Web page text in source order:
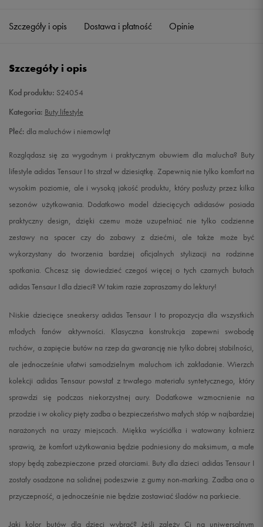
22 12,8 cm
23,5 13,6 cm Powiadom o dostępności
24 14 cm Powiadom o dostępności
25,5 14,9 cm Powiadom o dostępności
26 15,3 cm Powiadom o dostępności
26,5 15,7 cm Powiadom o dostępności
27 16,1 cm Powiadom o dostępności
Szczegóły i opis Dostawa i płatność Opinie
Szczegóły i opis
Kod produktu: S24054
Kategoria: Buty lifestyle
Płeć: dla maluchów i niemowląt
Rozglądasz się za wygodnym i praktycznym obuwiem dla malucha? Buty
lifestyle adidas Tensaur I to strzał w dziesiątkę. Zapewnią nie tylko komfort na
wysokim poziomie, ale i wysoką jakość produktu, który posłuży przez kilka
sezonów użytkowania. Dodatkowo model dziecięcych adidasów posiada
praktyczny design, dzięki czemu może uzupełniać nie tylko codzienne
zestawy na spacer czy do zabawy z dziećmi, ale także może być
wykorzystany do tworzenia bardziej oficjalnych stylizacji na rodzinne
spotkania. Chcesz się dowiedzieć czegoś więcej o tych czarnych butach
adidas Tensaur I dla dzieci? W takim razie zapraszamy do lektury!
Niskie dziecięce sneakersy adidas Tensaur I to propozycja dla wszystkich
młodych fanów aktywności. Klasyczna konstrukcja zapewni swobodę
ruchów, a zapięcie butów na rzep da gwarancję nie tylko dobrej stabilności,
ale jednocześnie ułatwi samodzielnym maluchom ich zakładanie. Wierzch
kolekcji adidas Tensaur powstał z trwałego materiału syntetycznego, który
sprawdzi się podczas niekorzystnej aury. Dodatkowe wzmocnienie na
przodzie i w okolicy pięty zadba o bezpieczeństwo małych stóp w najbardziej
narażonych na urazy miejscach. Miękka wyściółka i watowany kołnierz
sprawią, że komfort użytkowania będzie podniesiony do maksimum, a małe
stopy będą zabezpieczone przed otarciami. Buty dla dzieci adidas Tensaur I
zostały osadzone na solidnej podeszwie z gumy non-marking. Zadba ona o
przyczepność, a jednocześnie nie będzie zostawiać śladów na parkiecie.
Jaki kolor butów dla dzieci wybrać? Jeśli zależy Ci na uniwersalnym